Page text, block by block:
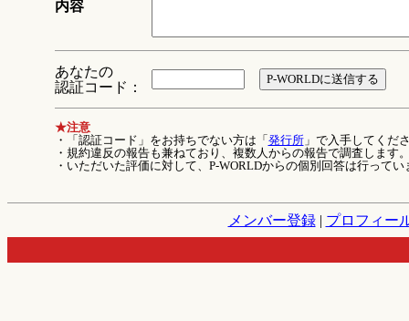
内容
あなたの
認証コード：
★注意
・「認証コード」をお持ちでない方は「 発行所」で入手してくだ
・規約違反の報告も兼ねており、複数人からの報告で調査します
・いただいた評価に対して、P-WORLDからの個別回答は行ってい
メンバー登録| プロフィー